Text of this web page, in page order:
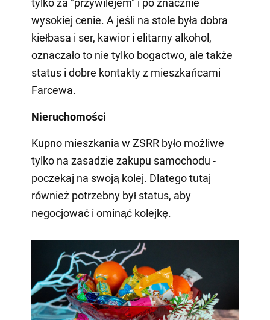
tylko za "przywilejem" i po znacznie
wysokiej cenie. A jeśli na stole była dobra
kiełbasa i ser, kawior i elitarny alkohol,
oznaczało to nie tylko bogactwo, ale także
status i dobre kontakty z mieszkańcami
Farcewa.
Nieruchomości
Kupno mieszkania w ZSRR było możliwe
tylko na zasadzie zakupu samochodu -
poczekaj na swoją kolej. Dlatego tutaj
również potrzebny był status, aby
negocjować i ominąć kolejkę.